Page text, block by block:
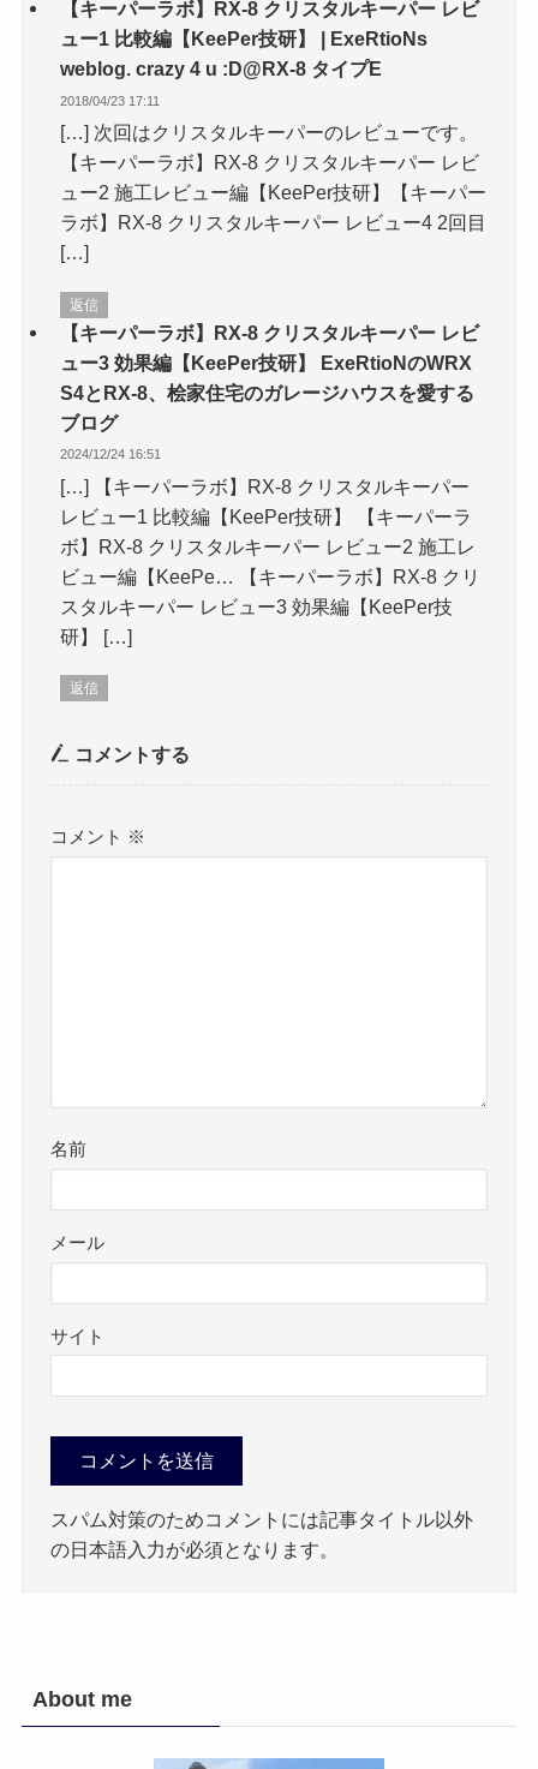
【キーパーラボ】RX-8 クリスタルキーパー レビ
ュー1 比較編【KeePer技研】 | ExeRtioNs
weblog. crazy 4 u :D@RX-8 タイプE
2018/04/23 17:11
[…] 次回はクリスタルキーパーのレビューです。
【キーパーラボ】RX-8 クリスタルキーパー レビ
ュー2 施工レビュー編【KeePer技研】【キーパー
ラボ】RX-8 クリスタルキーパー レビュー4 2回目
[…]
返信
【キーパーラボ】RX-8 クリスタルキーパー レビ
ュー3 効果編【KeePer技研】 ExeRtioNのWRX
S4とRX-8、桧家住宅のガレージハウスを愛する
ブログ
2024/12/24 16:51
[…] 【キーパーラボ】RX-8 クリスタルキーパー
レビュー1 比較編【KeePer技研】 【キーパーラ
ボ】RX-8 クリスタルキーパー レビュー2 施工レ
ビュー編【KeePe… 【キーパーラボ】RX-8 クリ
スタルキーパー レビュー3 効果編【KeePer技
研】 […]
返信
コメントする
コメント ※
名前
メール
サイト
スパム対策のためコメントには記事タイトル以外
の日本語入力が必須となります。
About me